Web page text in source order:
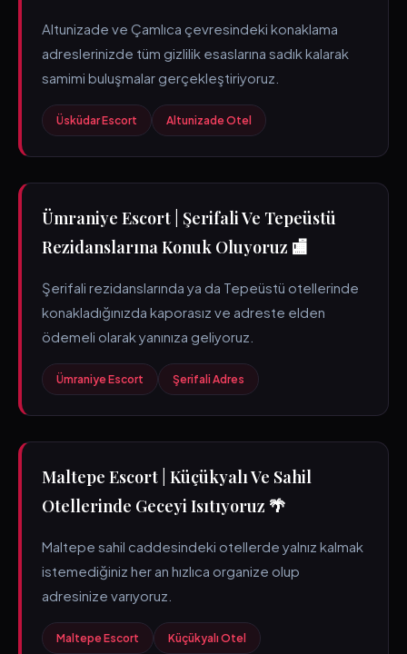
Altunizade ve Çamlıca çevresindeki konaklama
adreslerinizde tüm gizlilik esaslarına sadık kalarak
samimi buluşmalar gerçekleştiriyoruz.
Üsküdar Escort Altunizade Otel
Ümraniye Escort | Şerifali Ve Tepeüstü
Rezidanslarına Konuk Oluyoruz 🏬
Şerifali rezidanslarında ya da Tepeüstü otellerinde
konakladığınızda kaporasız ve adreste elden
ödemeli olarak yanınıza geliyoruz.
Ümraniye Escort Şerifali Adres
Maltepe Escort | Küçükyalı Ve Sahil
Otellerinde Geceyi Isıtıyoruz 🌴
Maltepe sahil caddesindeki otellerde yalnız kalmak
istemediğiniz her an hızlıca organize olup
adresinize varıyoruz.
Maltepe Escort Küçükyalı Otel